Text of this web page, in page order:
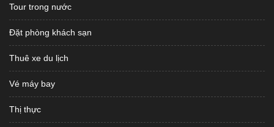
Tour trong nước
Đặt phòng khách sạn
Thuê xe du lịch
Vé máy bay
Thị thực